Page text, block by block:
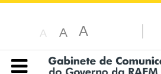
A A A